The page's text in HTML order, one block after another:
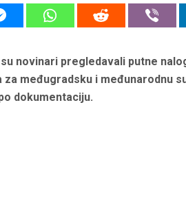
novinari pregledavali putne
međugradsku i međunarodnu
dokumentaciju.